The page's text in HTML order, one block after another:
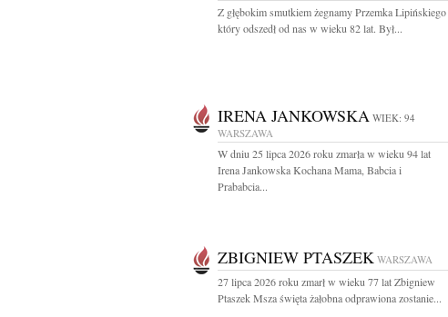
Z głębokim smutkiem żegnamy Przemka Lipińskiego
który odszedł od nas w wieku 82 lat. Był...
IRENA JANKOWSKA WIEK: 94
WARSZAWA
W dniu 25 lipca 2026 roku zmarła w wieku 94 lat
Irena Jankowska Kochana Mama, Babcia i
Prababcia...
ZBIGNIEW PTASZEK WARSZAWA
27 lipca 2026 roku zmarł w wieku 77 lat Zbigniew
Ptaszek Msza święta żałobna odprawiona zostanie...